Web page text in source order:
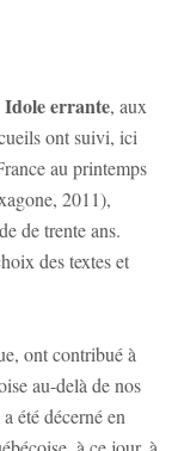
Idole errante, aux
ont suivi, ici
au printemps
2011),
de trente ans.
des textes et
ont contribué à
au-delà de nos
été décerné en